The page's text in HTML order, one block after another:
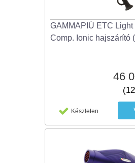
GAMMAPIÚ ETC Light
Comp. Ionic hajszárító
46
Készleten